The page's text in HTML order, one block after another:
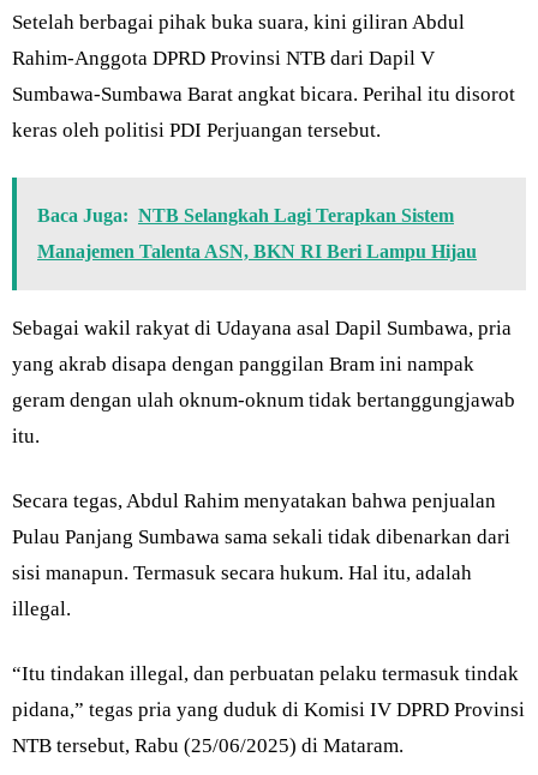
Setelah berbagai pihak buka suara, kini giliran Abdul
Rahim-Anggota DPRD Provinsi NTB dari Dapil V
Sumbawa-Sumbawa Barat angkat bicara. Perihal itu disorot
keras oleh politisi PDI Perjuangan tersebut.
Baca Juga: NTB Selangkah Lagi Terapkan Sistem
Manajemen Talenta ASN, BKN RI Beri Lampu Hijau
Sebagai wakil rakyat di Udayana asal Dapil Sumbawa, pria
yang akrab disapa dengan panggilan Bram ini nampak
geram dengan ulah oknum-oknum tidak bertanggungjawab
itu.
Secara tegas, Abdul Rahim menyatakan bahwa penjualan
Pulau Panjang Sumbawa sama sekali tidak dibenarkan dari
sisi manapun. Termasuk secara hukum. Hal itu, adalah
illegal.
“Itu tindakan illegal, dan perbuatan pelaku termasuk tindak
pidana,” tegas pria yang duduk di Komisi IV DPRD Provinsi
NTB tersebut, Rabu (25/06/2025) di Mataram.